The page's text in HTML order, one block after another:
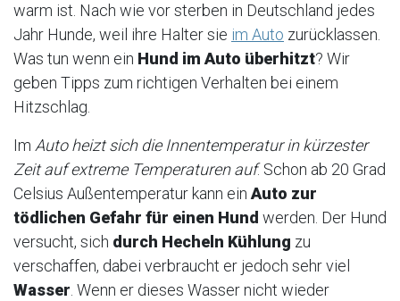
warm ist. Nach wie vor sterben in Deutschland jedes
Jahr Hunde, weil ihre Halter sie im Auto zurücklassen.
Was tun wenn ein Hund im Auto überhitzt? Wir
geben Tipps zum richtigen Verhalten bei einem
Hitzschlag.
Im Auto heizt sich die Innentemperatur in kürzester
Zeit auf extreme Temperaturen auf. Schon ab 20 Grad
Celsius Außentemperatur kann ein Auto zur
tödlichen Gefahr für einen Hund werden. Der Hund
versucht, sich durch Hecheln Kühlung zu
verschaffen, dabei verbraucht er jedoch sehr viel
Wasser . Wenn er dieses Wasser nicht wieder